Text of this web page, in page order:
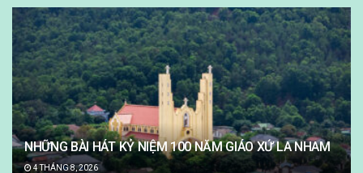
NHỮNG BÀI HÁT KỶ NIỆM 100 NĂM GIÁO XỨ LA NHAM
4 THÁNG 8, 2026